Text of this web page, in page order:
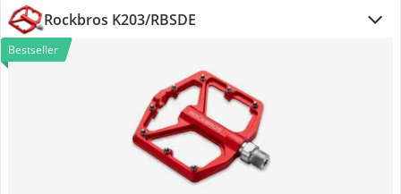
Rockbros K203/RBSDE
Bestseller